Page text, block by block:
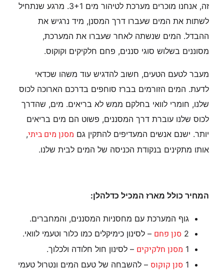
זה, אנחנו מוכרים מערכת לטיהור מים 3+1. מרגע שנתחיל
לשתות את המים שעברו דרך המסנן, מיד נרגיש את
ההבדל. המים שנשתה לאחר שעברו את המערכת,
מסוננים בשלוש סוגי סננים, פחם חלקיקים וקוקוס.
מעבר לטעם הטעים, חשוב להדגיש עוד משהו שכדאי
לדעת. המים הזורמים בברז סוחפים בדרכם הארוכה לכוס
שלנו, חומרי לוואי בחלקם ממש לא בריאים. מים, שהדרך
לכוס שלנו עוברת דרך המסננים, פשוט הם מים בריאים
יותר. ישנם אנשים המעדיפים להתקין גם מסנן מים ביתי,
אותו מתקינים בנקודת הכניסה של המים לבית שלנו.
המחיר כולל מארז המכיל כדלהלן:
גוף המערכת עם מחסניות המסננים, והמחברים.
2 סנן פחם – לסינון כימיקלים כמו כלור וטעמי לוואי.
1 מסנן חלקיקים – לסינון חול חלודה ולכלוך.
1 סנן קוקוס – להשבחה של טעם המים ונטרול טעמי